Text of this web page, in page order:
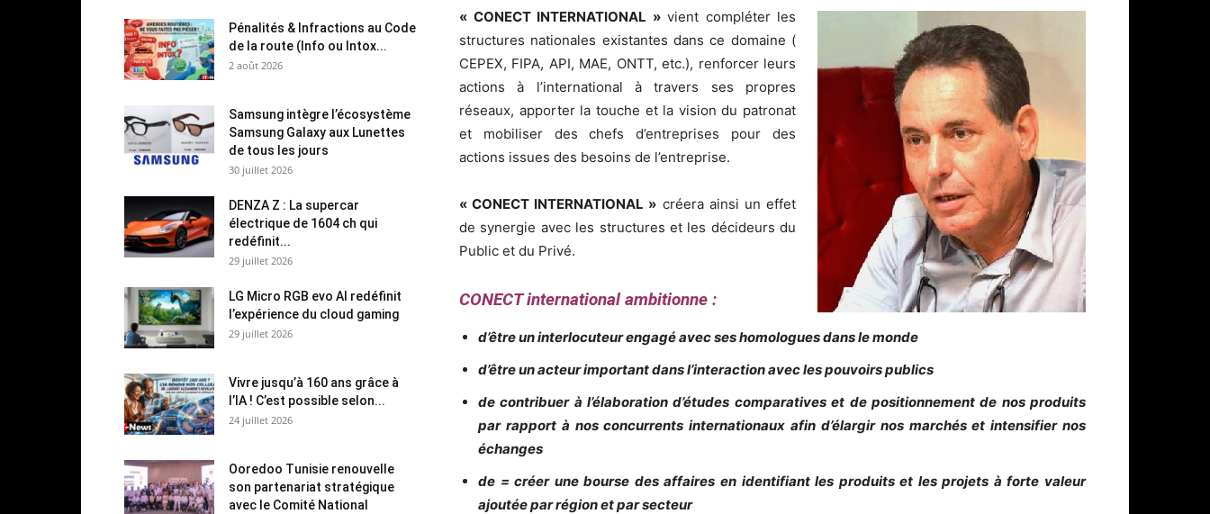
« CONECT INTERNATIONAL »vient compléter les
structures nationales existantes dans ce domaine (
CEPEX, FIPA, API, MAE, ONTT, etc.), renforcer leurs
actions à l’international à travers ses propres
réseaux, apporter la touche et la vision du patronat
et mobiliser des chefs d’entreprises pour des
actions issues des besoins de l’entreprise.
« CONECT INTERNATIONAL » créera ainsi un effet
de synergie avec les structures et les décideurs du
Public et du Privé.
CONECT international ambitionne :
d’être un interlocuteur engagé avec ses homologues dans le monde
d’être un acteur important dans l’interaction avec les pouvoirs publics
de contribuer à l’élaboration d’études comparatives et de positionnement de nos produits
par rapport à nos concurrents internationaux afin d’élargir nos marchés et intensifier nos
échanges
de = créer une bourse des affaires en identifiant les produits et les projets à forte valeur
ajoutée par région et par secteur
Pénalités & Infractions au Code
de la route (Info ou Intox...
2 août 2026
Samsung intègre l’écosystème
Samsung Galaxy aux Lunettes
de tous les jours
30 juillet 2026
DENZA Z : La supercar
électrique de 1604 ch qui
redéfinit...
29 juillet 2026
LG Micro RGB evo AI redéfinit
l’expérience du cloud gaming
29 juillet 2026
Vivre jusqu’à 160 ans grâce à
l’IA ! C’est possible selon...
24 juillet 2026
Ooredoo Tunisie renouvelle
son partenariat stratégique
avec le Comité National